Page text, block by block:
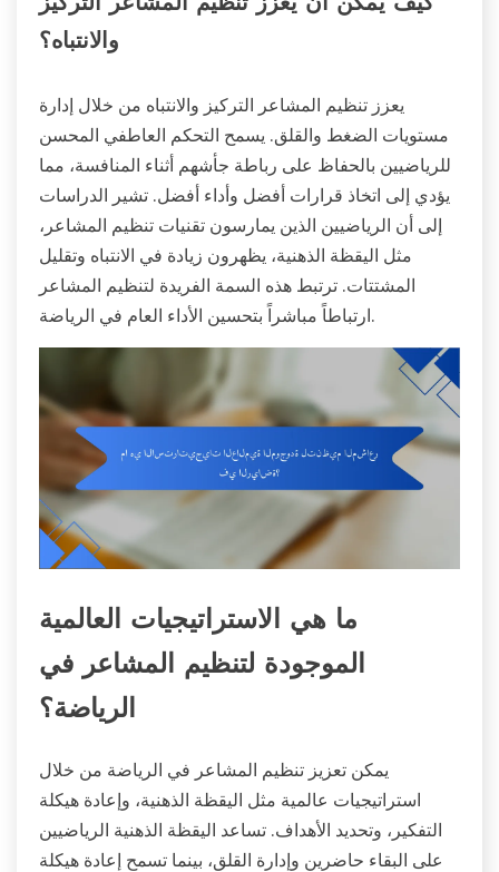
والانتباه؟
يعزز تنظيم المشاعر التركيز والانتباه من خلال إدارة
مستويات الضغط والقلق. يسمح التحكم العاطفي المحسن
للرياضيين بالحفاظ على رباطة جأشهم أثناء المنافسة، مما
يؤدي إلى اتخاذ قرارات أفضل وأداء أفضل. تشير الدراسات
إلى أن الرياضيين الذين يمارسون تقنيات تنظيم المشاعر،
مثل اليقظة الذهنية، يظهرون زيادة في الانتباه وتقليل
المشتتات. ترتبط هذه السمة الفريدة لتنظيم المشاعر
ارتباطاً مباشراً بتحسين الأداء العام في الرياضة.
ما هي الاستراتيجيات العالمية
الموجودة لتنظيم المشاعر في
الرياضة؟
يمكن تعزيز تنظيم المشاعر في الرياضة من خلال
استراتيجيات عالمية مثل اليقظة الذهنية، وإعادة هيكلة
التفكير، وتحديد الأهداف. تساعد اليقظة الذهنية الرياضيين
على البقاء حاضرين وإدارة القلق، بينما تسمح إعادة هيكلة